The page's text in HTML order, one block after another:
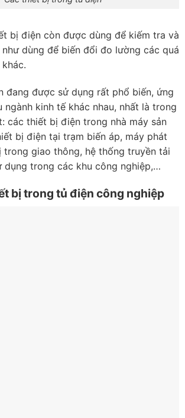
bị điện còn được dùng để kiếm tra và
dùng để biến đổi đo lường các quá
đang được sử dụng rất phổ biến, ứng
ngành kinh tế khác nhau, nhất là trong
các thiết bị điện trong nhà máy sản
bị điện tại trạm biến áp, máy phát
giao thông, hệ thống truyền tải
dụng trong các khu công nghiệp,…
bị trong tủ điện công nghiệp